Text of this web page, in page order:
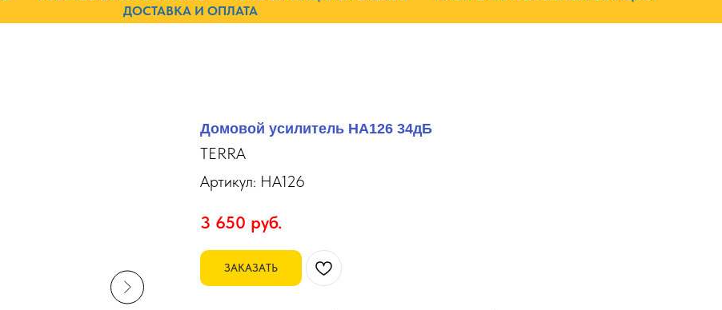
ДОСТАВКА И ОПЛАТА
Домовой усилитель HA126 34дБ
TERRA
Артикул: HA126
3 650 руб.
ЗАКАЗАТЬ